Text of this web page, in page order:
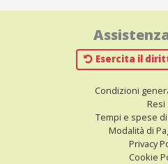
Esercita il
Condizioni
Resi
Tempi e spese
Modalità di
Privacy
Cookie